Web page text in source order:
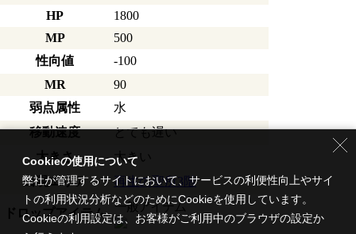
HP
1800
MP
500
性向値
-100
MR
90
弱点属性
水
移動速度
とても遅い
大きさ
大きい
出現エリア
再生の聖所3階
ドロップアイテム 一般アイテム
Cookieの使用について
弊社が管理するサイトにおいて、サービスの利便性向上やサイ
トの利用状況分析などのためにCookieを使用しています。
Cookieの利用設定は、お客様がご利用中のブラウザの設定か